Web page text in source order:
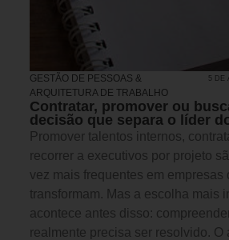
GESTÃO DE PESSOAS &
ARQUITETURA DE TRABALHO
5 DE
Contratar, promover ou
decisão que separa o líder
Promover talentos internos,
recorrer a executivos por projeto
vez mais frequentes em empresas
transformam. Mas a escolha mais
acontece antes disso:
realmente precisa ser resolvido. O